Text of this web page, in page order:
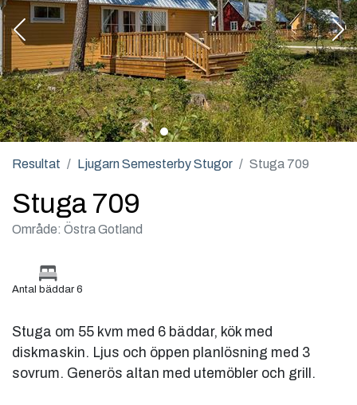
Resultat Ljugarn Semesterby Stugor Stuga 709
Stuga 709
Område: Östra Gotland
Antal bäddar 6
Stuga om 55 kvm med 6 bäddar, kök med
diskmaskin. Ljus och öppen planlösning med 3
sovrum. Generös altan med utemöbler och grill.